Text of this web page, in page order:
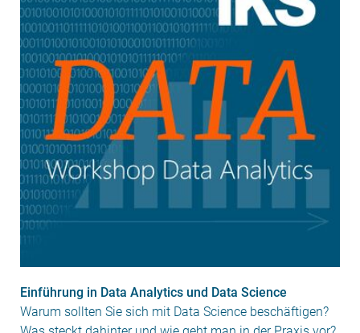
Einführung in Data Analytics und Data Science
Warum sollten Sie sich mit Data Science beschäftigen?